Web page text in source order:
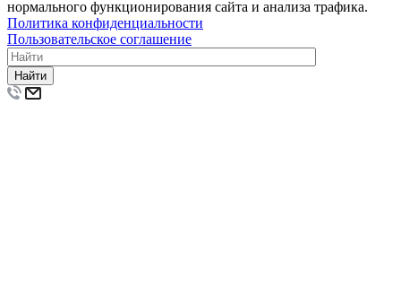
нормального функционирования сайта и анализа трафика.
Политика конфиденциальности
Пользовательское соглашение
Найти